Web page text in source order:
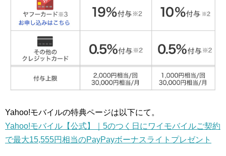
Yahoo!モバイルの特典ページは以下にて。
Yahoo!モバイル【公式】｜5のつく日にワイモバイルご契約
で最大15,555円相当のPayPayボーナスライトプレゼント